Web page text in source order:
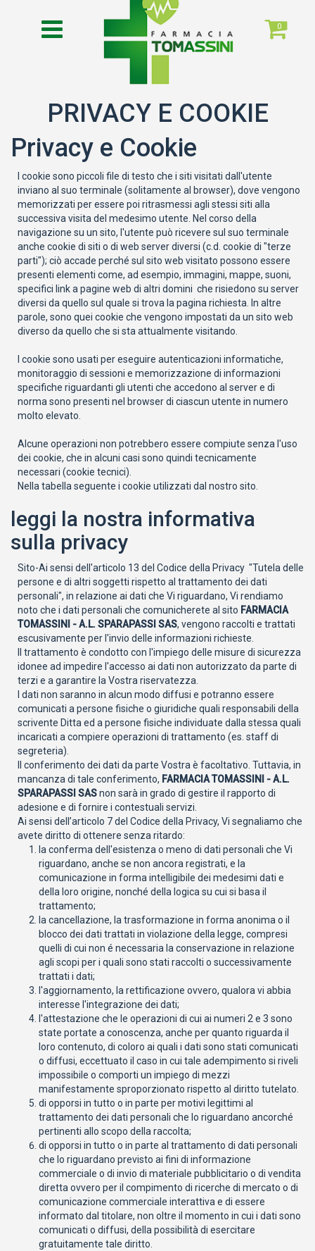
0
PRIVACY E COOKIE
Privacy e Cookie
I cookie sono piccoli file di testo che i siti visitati dall'utente
inviano al suo terminale (solitamente al browser), dove vengono
memorizzati per essere poi ritrasmessi agli stessi siti alla
successiva visita del medesimo utente. Nel corso della
navigazione su un sito, l'utente può ricevere sul suo terminale
anche cookie di siti o di web server diversi (c.d. cookie di "terze
parti"); ciò accade perché sul sito web visitato possono essere
presenti elementi come, ad esempio, immagini, mappe, suoni,
specifici link a pagine web di altri domini che risiedono su server
diversi da quello sul quale si trova la pagina richiesta. In altre
parole, sono quei cookie che vengono impostati da un sito web
diverso da quello che si sta attualmente visitando.
I cookie sono usati per eseguire autenticazioni informatiche,
monitoraggio di sessioni e memorizzazione di informazioni
specifiche riguardanti gli utenti che accedono al server e di
norma sono presenti nel browser di ciascun utente in numero
molto elevato.
Alcune operazioni non potrebbero essere compiute senza l'uso
dei cookie, che in alcuni casi sono quindi tecnicamente
necessari (cookie tecnici).
Nella tabella seguente i cookie utilizzati dal nostro sito.
leggi la nostra informativa
sulla privacy
Sito-Ai sensi dell'articolo 13 del Codice della Privacy "Tutela delle
persone e di altri soggetti rispetto al trattamento dei dati
personali", in relazione ai dati che Vi riguardano, Vi rendiamo
noto che i dati personali che comunicherete al sito FARMACIA
TOMASSINI - A.L. SPARAPASSI SAS, vengono raccolti e trattati
escusivamente per l'invio delle informazioni richieste.
Il trattamento è condotto con l'impiego delle misure di sicurezza
idonee ad impedire l'accesso ai dati non autorizzato da parte di
terzi e a garantire la Vostra riservatezza.
I dati non saranno in alcun modo diffusi e potranno essere
comunicati a persone fisiche o giuridiche quali responsabili della
scrivente Ditta ed a persone fisiche individuate dalla stessa quali
incaricati a compiere operazioni di trattamento (es. staff di
segreteria).
Il conferimento dei dati da parte Vostra è facoltativo. Tuttavia, in
mancanza di tale conferimento, FARMACIA TOMASSINI - A.L.
SPARAPASSI SASnon sarà in grado di gestire il rapporto di
adesione e di fornire i contestuali servizi.
Ai sensi dell’articolo 7 del Codice della Privacy, Vi segnaliamo che
avete diritto di ottenere senza ritardo:
la conferma dell'esistenza o meno di dati personali che Vi
riguardano, anche se non ancora registrati, e la
comunicazione in forma intelligibile dei medesimi dati e
della loro origine, nonché della logica su cui si basa il
trattamento;
la cancellazione, la trasformazione in forma anonima o il
blocco dei dati trattati in violazione della legge, compresi
quelli di cui non é necessaria la conservazione in relazione
agli scopi per i quali sono stati raccolti o successivamente
trattati i dati;
l'aggiornamento, la rettificazione ovvero, qualora vi abbia
interesse l'integrazione dei dati;
l'attestazione che le operazioni di cui ai numeri 2 e 3 sono
state portate a conoscenza, anche per quanto riguarda il
loro contenuto, di coloro ai quali i dati sono stati comunicati
o diffusi, eccettuato il caso in cui tale adempimento si riveli
impossibile o comporti un impiego di mezzi
manifestamente sproporzionato rispetto al diritto tutelato.
di opporsi in tutto o in parte per motivi legittimi al
trattamento dei dati personali che lo riguardano ancorché
pertinenti allo scopo della raccolta;
di opporsi in tutto o in parte al trattamento di dati personali
che lo riguardano previsto ai fini di informazione
commerciale o di invio di materiale pubblicitario o di vendita
diretta ovvero per il compimento di ricerche di mercato o di
comunicazione commerciale interattiva e di essere
informato dal titolare, non oltre il momento in cui i dati sono
comunicati o diffusi, della possibilità di esercitare
gratuitamente tale diritto.